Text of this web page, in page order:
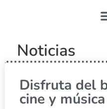
Noticias
Disfruta del
cine y